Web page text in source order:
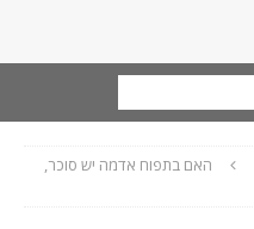
האם בתפוח אדמה יש סוכר,